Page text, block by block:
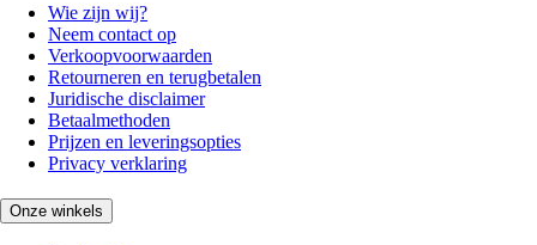
Wie zijn wij?
Neem contact op
Verkoopvoorwaarden
Retourneren en terugbetalen
Juridische disclaimer
Betaalmethoden
Prijzen en leveringsopties
Privacy verklaring
Onze winkels